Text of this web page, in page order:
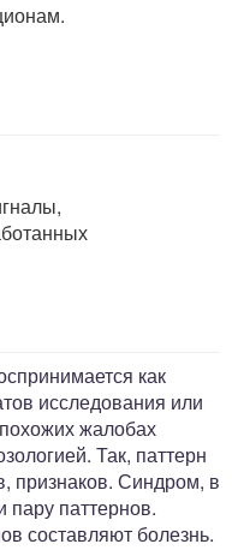
как
исследования или
жалобах
Так, паттерн
признаков. Синдром, в
пару паттернов.
составляют болезнь.